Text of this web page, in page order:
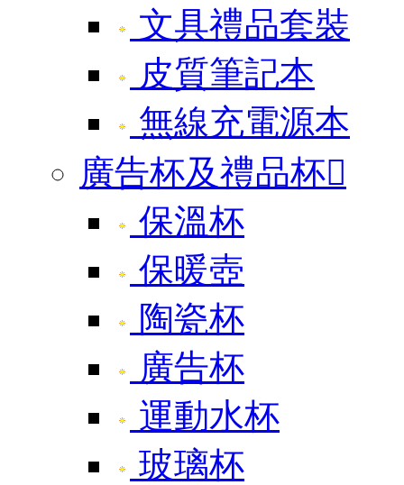
文具禮品套裝
皮質筆記本
無線充電源本
廣告杯及禮品杯
保溫杯
保暖壺
陶瓷杯
廣告杯
運動水杯
玻璃杯